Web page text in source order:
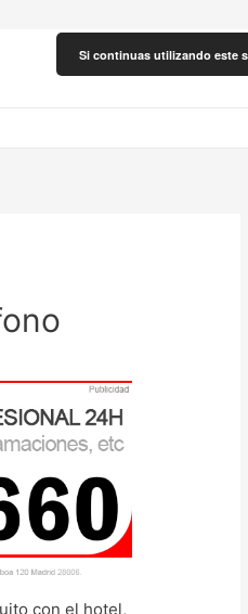
con el hotel,
Si continuas utilizando este